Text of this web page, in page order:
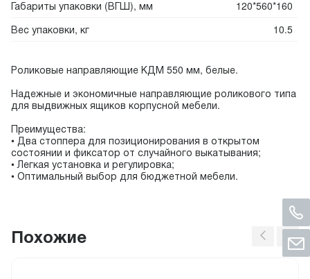
Габариты упаковки (ВГШ), мм
120*560*160
Вес упаковки, кг
10.5
Роликовые направляющие КДМ 550 мм, белые.
Надежные и экономичные направляющие роликового типа
для выдвижных ящиков корпусной мебели.
Преимущества:
• Два стоппера для позиционирования в открытом
состоянии и фиксатор от случайного выкатывания;
• Легкая установка и регулировка;
• Оптимальный выбор для бюджетной мебели.
Похожие